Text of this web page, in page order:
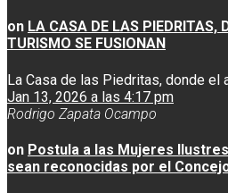
on LA CASA DE LAS PIEDRITAS,
TURISMO SE FUSIONAN
La Casa de las Piedritas, donde el
Jan 13, 2026 a las 4:17 pm
Rodrigo Zapata Ocampo
on Postula a las Mujeres
sean reconocidas por el